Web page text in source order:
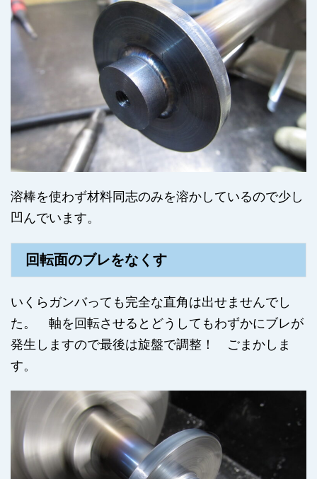
溶棒を使わず材料同志のみを溶かしているので少し
凹んでいます。
回転面のブレをなくす
いくらガンバっても完全な直角は出せませんでし
た。 軸を回転させるとどうしてもわずかにブレが
発生しますので最後は旋盤で調整！ ごまかしま
す。